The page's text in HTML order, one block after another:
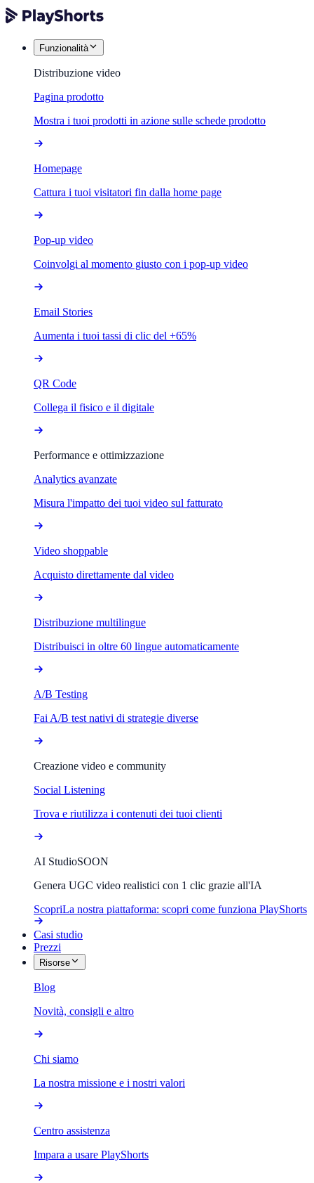
Funzionalità
Distribuzione video
Pagina prodotto
Mostra i tuoi prodotti in azione sulle schede prodotto
Homepage
Cattura i tuoi visitatori fin dalla home page
Pop-up video
Coinvolgi al momento giusto con i pop-up video
Email Stories
Aumenta i tuoi tassi di clic del +65%
QR Code
Collega il fisico e il digitale
Performance e ottimizzazione
Analytics avanzate
Misura l'impatto dei tuoi video sul fatturato
Video shoppable
Acquisto direttamente dal video
Distribuzione multilingue
Distribuisci in oltre 60 lingue automaticamente
A/B Testing
Fai A/B test nativi di strategie diverse
Creazione video e community
Social Listening
Trova e riutilizza i contenuti dei tuoi clienti
AI StudioSOON
Genera UGC video realistici con 1 clic grazie all'IA
ScopriLa nostra piattaforma: scopri come funziona PlayShorts
Casi studio
Prezzi
Risorse
Blog
Novità, consigli e altro
Chi siamo
La nostra missione e i nostri valori
Centro assistenza
Impara a usare PlayShorts